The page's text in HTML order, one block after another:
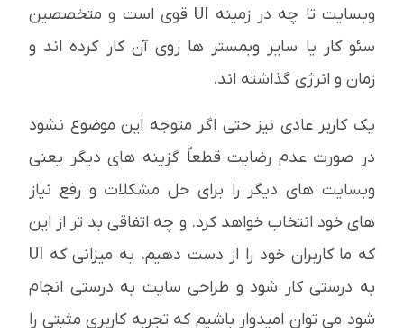
وبسایت تا چه در زمینه UI قوی است و متخصصین
سئو کار یا سایر وبمستر ها روی آن کار کرده اند و
زمان و انرژی گذاشته اند.
یک کاربر عادی نیز حتی اگر متوجه این موضوع نشود
در صورت عدم رضایت قطعاً گزینه های دیگر یعنی
وبسایت های دیگر را برای حل مشکلات و رفع نیاز
های خود انتخاب خواهد کرد. و چه اتفاقی بد تر از این
که ما کاربران خود را از دست دهیم. به میزانی که UI
به درستی کار شود و طراحی سایت به درستی انجام
شود می توان امیدوار باشیم که تجربه کاربری مثبتی را